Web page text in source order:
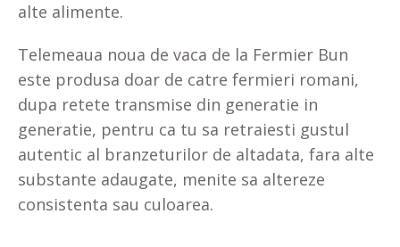
alte alimente.
Telemeaua noua de vaca de la Fermier Bun
este produsa doar de catre fermieri romani,
dupa retete transmise din generatie in
generatie, pentru ca tu sa retraiesti gustul
autentic al branzeturilor de altadata, fara alte
substante adaugate, menite sa altereze
consistenta sau culoarea.